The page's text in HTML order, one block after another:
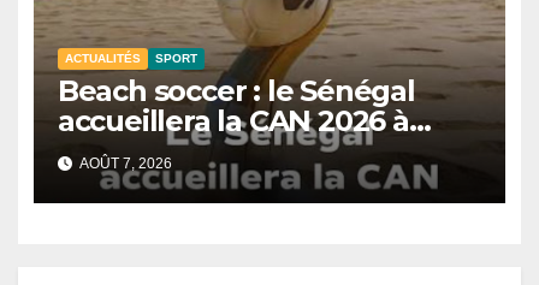
ACTUALITÉS SPORT
Beach soccer : le Sénégal
accueillera la CAN 2026 à
Dakar.
AOÛT 7, 2026